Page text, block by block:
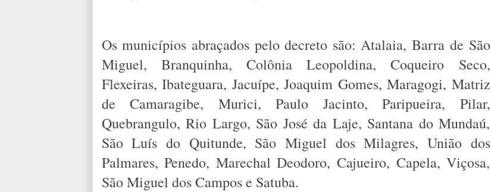
Os municípios abraçados pelo decreto são: Atalaia, Barra de São
Miguel, Branquinha, Colônia Leopoldina, Coqueiro Seco,
Flexeiras, Ibateguara, Jacuípe, Joaquim Gomes, Maragogi, Matriz
de Camaragibe, Murici, Paulo Jacinto, Paripueira, Pilar,
Quebrangulo, Rio Largo, São José da Laje, Santana do Mundaú,
São Luís do Quitunde, São Miguel dos Milagres, União dos
Palmares, Penedo, Marechal Deodoro, Cajueiro, Capela, Viçosa,
São Miguel dos Campos e Satuba.